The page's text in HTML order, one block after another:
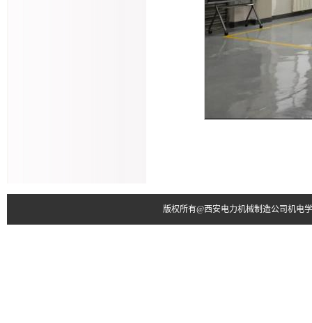
版权所有@西安电力机械制造公司机电